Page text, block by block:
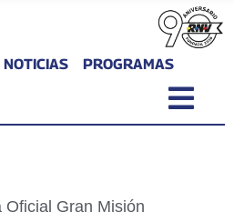
NOTICIAS PROGRAMAS